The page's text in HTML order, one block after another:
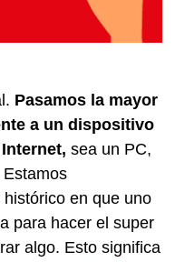
Pasamos la mayor
a un dispositivo
sea un PC,
en que uno
para hacer el super
algo. Esto significa